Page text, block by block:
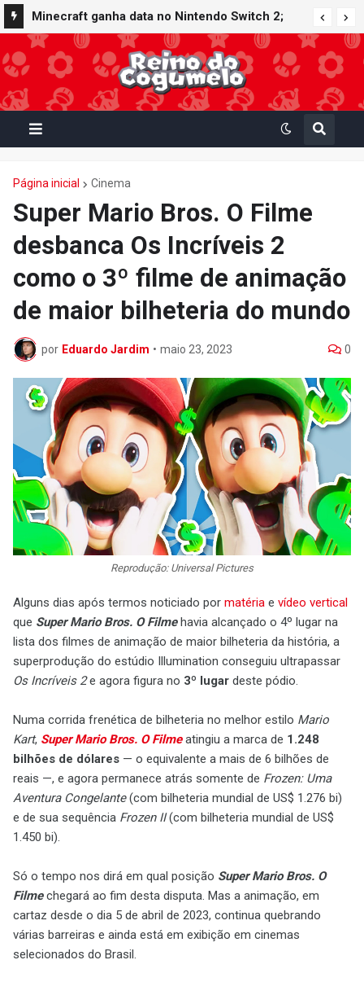
Minecraft ganha data no Nintendo Switch 2;
Super Mario Mash-Up receberá atualização
gráfica exclusiva
Página inicial Cinema
Super Mario Bros. O Filme
desbanca Os Incríveis 2
como o 3º filme de animação
de maior bilheteria do mundo
por Eduardo Jardim • maio 23, 2023 0
Reprodução: Universal Pictures
Alguns dias após termos noticiado por matéria e vídeo vertical
que Super Mario Bros. O Filmehavia alcançado o 4º lugar na
lista dos filmes de animação de maior bilheteria da história, a
superprodução do estúdio Illumination conseguiu ultrapassar
Os Incríveis 2e agora figura no 3º lugar deste pódio.
Numa corrida frenética de bilheteria no melhor estilo Mario
Kart, Super Mario Bros. O Filmeatingiu a marca de 1.248
bilhões de dólares — o equivalente a mais de 6 bilhões de
reais —, e agora permanece atrás somente de Frozen: Uma
Aventura Congelante(com bilheteria mundial de US$ 1.276 bi)
e de sua sequência Frozen II(com bilheteria mundial de US$
1.450 bi).
Só o tempo nos dirá em qual posição Super Mario Bros. O
Filmechegará ao fim desta disputa. Mas a animação, em
cartaz desde o dia 5 de abril de 2023, continua quebrando
várias barreiras e ainda está em exibição em cinemas
selecionados do Brasil.